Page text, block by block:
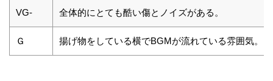
VG- 全体的にとても酷い傷とノイズがある。
Ｇ 揚げ物をしている横でBGMが流れている雰囲気。